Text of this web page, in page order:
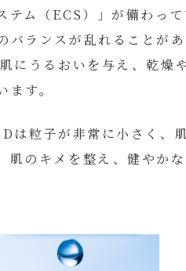
テム（ECS）」が備わっ
バランスが乱れることが
にうるおいを与え、乾燥
ます。
は粒子が非常に小さく、
肌のキメを整え、健やか